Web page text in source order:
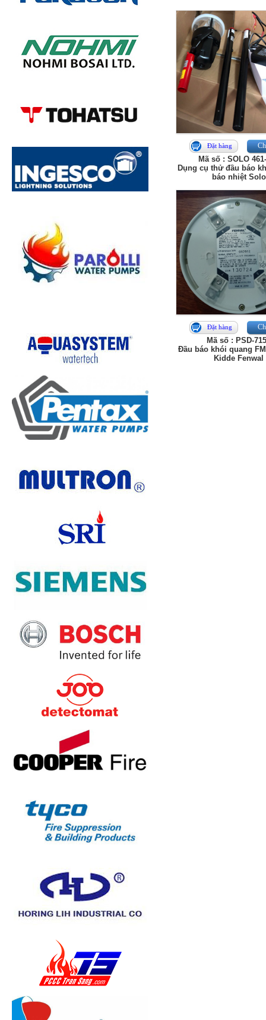
Đặt hàng
Mã số : SOLO
Dụng cụ thử đầu báo
báo nhiệt Solo
Đặt hàng
Mã số : PSD-
Đầu báo khói quang
Kidde Fenwal